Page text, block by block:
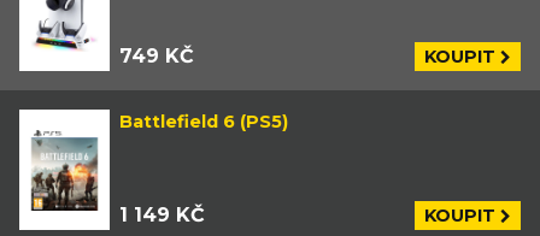
749 KČ KOUPIT
Battlefield 6 (PS5)
1 149 KČ KOUPIT